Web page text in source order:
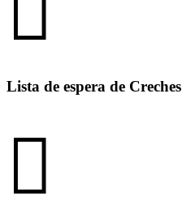
Lista de espera de Creches